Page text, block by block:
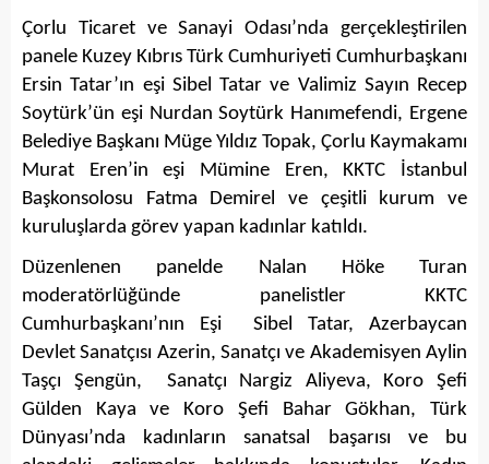
Çorlu Ticaret ve Sanayi Odası’nda gerçekleştirilen
panele Kuzey Kıbrıs Türk Cumhuriyeti Cumhurbaşkanı
Ersin Tatar’ın eşi Sibel Tatar ve Valimiz Sayın Recep
Soytürk’ün eşi Nurdan Soytürk Hanımefendi, Ergene
Belediye Başkanı Müge Yıldız Topak, Çorlu Kaymakamı
Murat Eren’in eşi Mümine Eren, KKTC İstanbul
Başkonsolosu Fatma Demirel ve çeşitli kurum ve
kuruluşlarda görev yapan kadınlar katıldı.
Düzenlenen panelde Nalan Höke Turan
moderatörlüğünde panelistler KKTC
Cumhurbaşkanı’nın Eşi Sibel Tatar, Azerbaycan
Devlet Sanatçısı Azerin, Sanatçı ve Akademisyen Aylin
Taşçı Şengün, Sanatçı Nargiz Aliyeva, Koro Şefi
Gülden Kaya ve Koro Şefi Bahar Gökhan, Türk
Dünyası’nda kadınların sanatsal başarısı ve bu